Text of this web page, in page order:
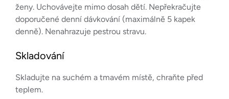
ženy. Uchovávejte mimo dosah dětí. Nepřekračujte
doporučené denní dávkování (maximálně 5 kapek
denně). Nenahrazuje pestrou stravu.
Skladování
Skladujte na suchém a tmavém místě, chraňte před
teplem.